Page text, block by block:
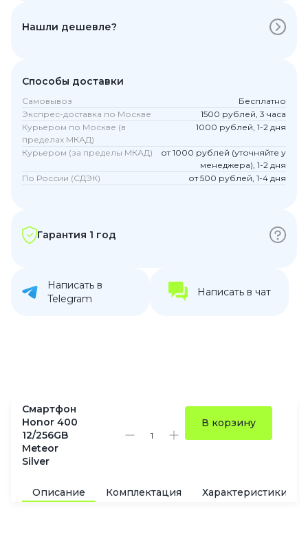
Нашли дешевле?
Способы доставки
Самовывоз
Бесплатно
Экспрес-доставка по Москве
1500 рублей, 3 часа
Курьером по Москве (в
пределах МКАД)
1000 рублей, 1-2 дня
Курьером (за пределы МКАД)
от 1000 рублей (уточняйте у
менеджера), 1-2 дня
По России (СДЭК)
от 500 рублей, 1-4 дня
Гарантия 1 год
Написать в
Telegram
Написать в чат
Смартфон
Honor 400
12/256GB
Meteor
Silver
В корзину
Описание Комплектация Характеристики